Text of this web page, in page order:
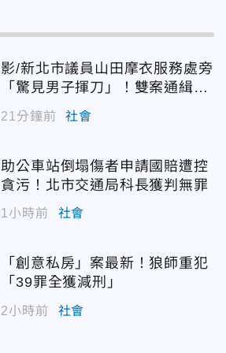
影/新北市議員山田摩衣服務處旁
「驚見男子揮刀」！雙案通緝犯
遭逮
21分鐘前 社會
助公車站倒塌傷者申請國賠遭控
貪污！北市交通局科長獲判無罪
1小時前 社會
「創意私房」案最新！狼師重犯
「39罪全獲減刑」
2小時前 社會